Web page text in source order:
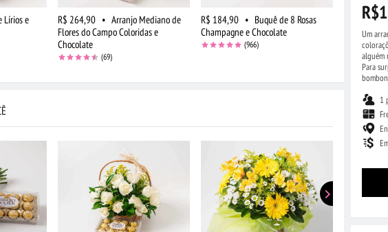
Lírios e
R$ 264,90 • Arranjo Mediano de
Flores do Campo Coloridas e
Chocolate
(69)
R$ 184,90 • Buquê de 8 Rosas
Champagne e Chocolate
(966)
R$ 274,90
Flores do
Chocolate
Um
alguém
Para
1